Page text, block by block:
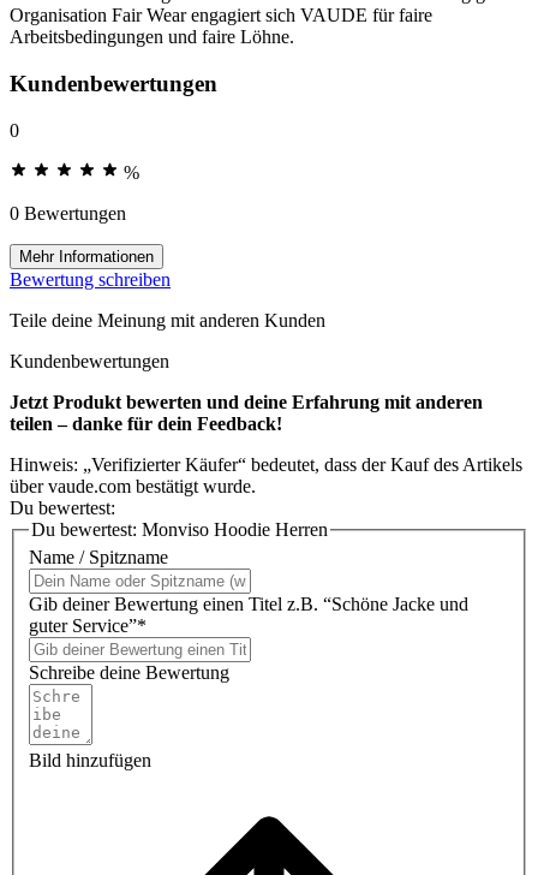
Organisation Fair Wear engagiert sich VAUDE für faire
Arbeitsbedingungen und faire Löhne.
Kundenbewertungen
0
%
0 Bewertungen
Mehr Informationen
Bewertung schreiben
Teile deine Meinung mit anderen Kunden
Kundenbewertungen
Jetzt Produkt bewerten und deine Erfahrung mit anderen
teilen – danke für dein Feedback!
Hinweis: „Verifizierter Käufer“ bedeutet, dass der Kauf des Artikels
über vaude.com bestätigt wurde.
Du bewertest:
Du bewertest: Monviso Hoodie Herren
Name / Spitzname
Gib deiner Bewertung einen Titel z.B. “Schöne Jacke und
guter Service”*
Schreibe deine Bewertung
Bild hinzufügen